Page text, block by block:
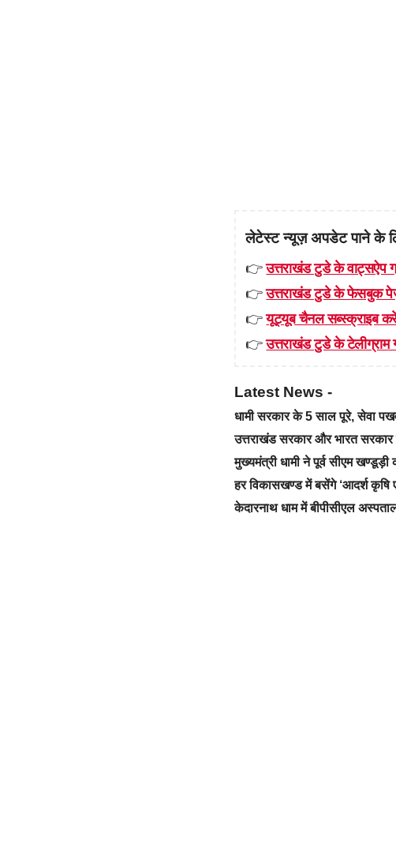
लेटेस्ट न्यूज़ अपडेट पाने के
👉उत्तराखंड टुडे के
👉उत्तराखंड टुडे के फेसबुक
👉यूट्यूब चैनल सब्स्क्राइब
👉उत्तराखंड टुडे के
Latest News -
धामी सरकार के 5 साल पूरे, सेवा
उत्तराखंड सरकार और भारत सरकार
मुख्यमंत्री धामी ने पूर्व सीएम खण्डूड़ी
हर विकासखण्ड में बसेंगे ‘आदर्श कृषि
केदारनाथ धाम में बीपीसीएल